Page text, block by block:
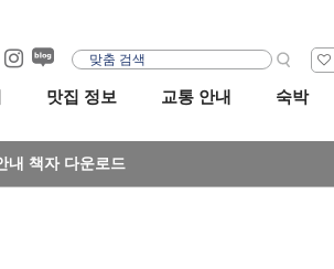
맛집 정보 교통 안내 숙박
내 책자 다운로드